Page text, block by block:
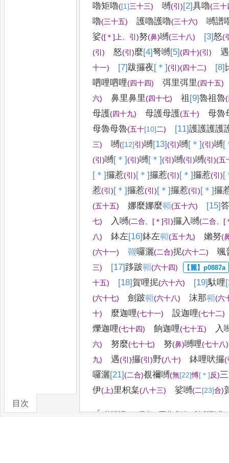
目次
嚕矩嚕([1]三十三) 嚩(引)[2]具嚕(三十
嚕(三十五) 護嚕護嚕(三十六)
嚩譜
娑([＊] 上 引)努(鼻)嚩(三十八) [3]怒(
(引) 怒(引)麼[4]弩嚩[5](四十)(引) 遇
十一) [7]跋攞夜[＊](引)(四十二) [8]
呬哩呬哩(四十四) 弭里弭里(四十五)
六) 鼻里鼻里(四十七) 祖 [9]魯祖魯(
母護(四十九) 母護母護(五十) 母魯
母魯母魯(五十[10]二) [11]護護護護
三) 嚩([12]引)嚩[13](引)嚩[＊](引)嚩[
(引)嚩[＊](引)嚩[＊](引)嚩(引)嚩(引)(五
[＊]攞惹(引)[＊]攞惹(引)[＊]攞惹(引)[
惹(引)[＊]攞惹(引)[＊]攞惹(引)[＊]攞
(五十五) 娜麼娜麼𩕳(五十六) [15]
七) 入嚩(二合 [＊]引)攞入嚩(二合
[
八) 鉢左[16]鉢左𩕳(五十九) 嬾努(
(六十一) 𮧬囉灑(二合)抳(六十二) 颯
三) [17]跢跛𩕳(六十四)
十五) [18]賀哩抳(六十六) [19]馱哩
(六十七) 劍跛𩕳(六十八) 沫那𩕳(六
十) 麼迦哩(七十一) 設迦哩(七十二)
爍迦哩(七十四) 餉迦哩(七十五) 入
六) 努麼(七十七) 努(鼻)嚩哩(七十八)
九) 遇(引)攞(引)野(八十) 鉢哩吠攞(
囉灑[21](二合)覩禰嚩(無[22]愽[＊]反)
伊( 上)里枳枲(八十三) 娑嚩(二[23]合)
「(若讀誦[25]經者，至此處時，隨所願求